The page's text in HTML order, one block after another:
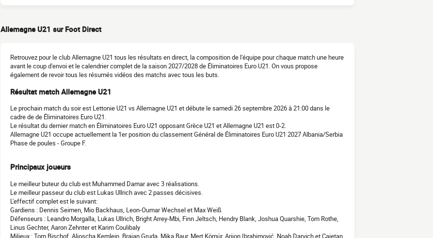
Allemagne U21 sur Foot Direct
Retrouvez pour le club Allemagne U21 tous les résultats en direct, la composition de l'équipe pour chaque match une heure
avant le coup d'envoi et le calendrier complet de la saison 2027/2028 de Éliminatoires Euro U21. On vous propose
également de revoir tous les résumés vidéos des matchs avec tous les buts.
Résultat match Allemagne U21
Le prochain match du soir est Lettonie U21 vs Allemagne U21 et débute le samedi 26 septembre 2026 à 21:00 dans le
cadre de de Éliminatoires Euro U21.
Le résultat du dernier match en Éliminatoires Euro U21 opposant Grèce U21 et Allemagne U21 est 0-2.
Allemagne U21 occupe actuellement la 1er position du classement Général de Éliminatoires Euro U21 2027 Albania/Serbia
Phase de poules - Groupe F.
Principaux joueurs
Le meilleur buteur du club est Muhammed Damar avec 3 réalisations.
Le meilleur passeur du club est Lukas Ullrich avec 2 passes décisives.
L'effectif complet est le suivant:
Gardiens : Dennis Seimen, Mio Backhaus, Leon-Oumar Wechsel et Max Weiß
Défenseurs : Leandro Morgalla, Lukas Ullrich, Bright Arrey-Mbi, Finn Jeltsch, Hendry Blank, Joshua Quarshie, Tom Rothe,
Linus Gechter, Aaron Zehnter et Karim Coulibaly
Milieux : Tom Bischof, Aljoscha Kemlein, Brajan Gruda, Mika Baur, Mert Kömür, Arijon Ibrahimović, Noah Darvich et Cajetan